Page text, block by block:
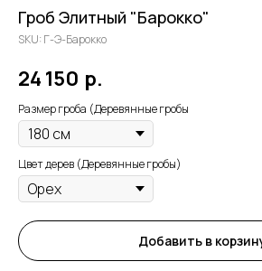
Гроб Элитный "Барокко"
SKU: Г-Э-Барокко
24 150 р.
Размер гроба (Деревянные гробы
Цвет дерев (Деревянные гробы)
Добавить в